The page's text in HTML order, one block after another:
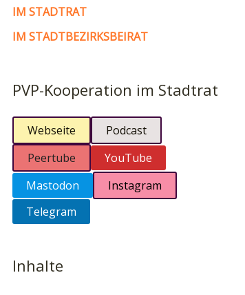
IM STADTRAT
IM STADTBEZIRKSBEIRAT
PVP-Kooperation im Stadtrat
Webseite
Podcast
Peertube
YouTube
Mastodon
Instagram
Telegram
Inhalte